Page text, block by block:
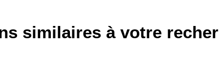
similaires à votre